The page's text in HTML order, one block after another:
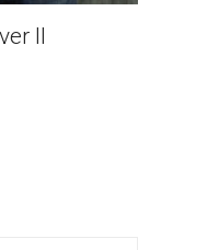
II